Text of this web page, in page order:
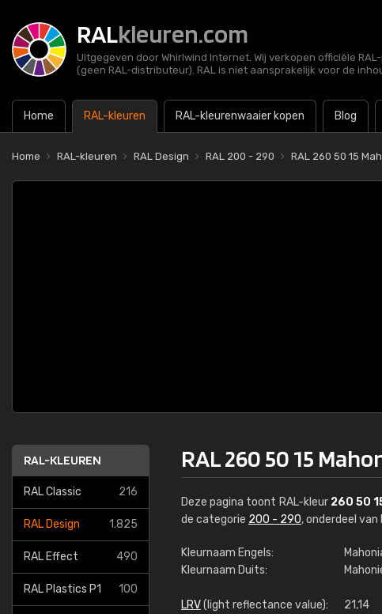
RALkleuren.com
Uitgegeven door Whirlwind Internet. Wij verkopen officiële
(geen RAL-distributeur). RAL is niet aansprakelijk voor de
Home RAL-kleuren RAL-kleurenwaaier kopen Blog
Home RAL-kleuren RAL Design RAL 200 - 290 RAL 260 50 15
RAL-KLEUREN
RAL Classic 216
RAL Design 1.825
RAL Effect 490
RAL Plastics P1 100
RAL 260 50 15
Deze pagina toont RAL-kleur 260 50
de categorie 200 - 290, onderdeel
Kleurnaam Engels:
Kleurnaam Duits:
LRV(light reflectance value): 21,14